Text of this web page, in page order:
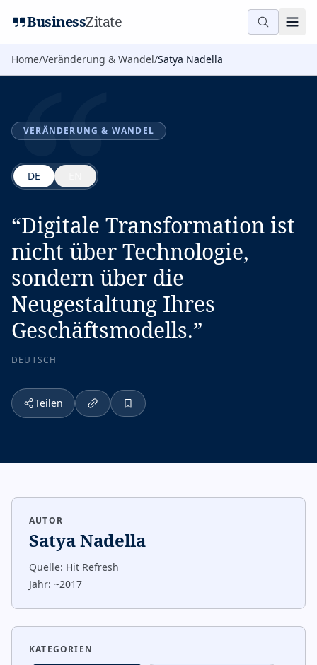
BusinessZitate
Home/Veränderung & Wandel/Satya Nadella
“
VERÄNDERUNG & WANDEL
DE
“Digitale Transformation ist
nicht über Technologie,
sondern über die
Neugestaltung Ihres
Geschäftsmodells.”
DEUTSCH
Teilen
AUTOR
Satya Nadella
Quelle: Hit Refresh
Jahr: ~2017
KATEGORIEN